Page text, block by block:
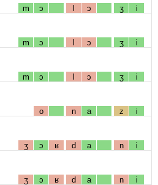
m ɔ l ɔ ʒ i
m ɔ l ɔ ʒ i
m ɔ l ɔ ʒ i
o n a z i
ʒ ɔ ʁ d a n i
ʒ ɔ ʁ d a n i